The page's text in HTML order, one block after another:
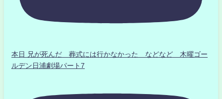
本日 兄が死んだ 葬式には行かなかった などなど 木曜ゴー
ルデン日浦劇場パート7